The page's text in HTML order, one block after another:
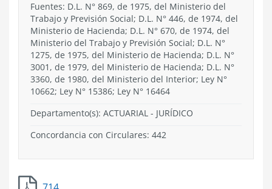
Fuentes: D.L. N° 869, de 1975, del Ministerio del
Trabajo y Previsión Social; D.L. N° 446, de 1974, del
Ministerio de Hacienda; D.L. N° 670, de 1974, del
Ministerio del Trabajo y Previsión Social; D.L. N°
1275, de 1975, del Ministerio de Hacienda; D.L. N°
3001, de 1979, del Ministerio de Hacienda; D.L. N°
3360, de 1980, del Ministerio del Interior; Ley N°
10662; Ley N° 15386; Ley N° 16464
Departamento(s): ACTUARIAL - JURÍDICO
Concordancia con Circulares: 442